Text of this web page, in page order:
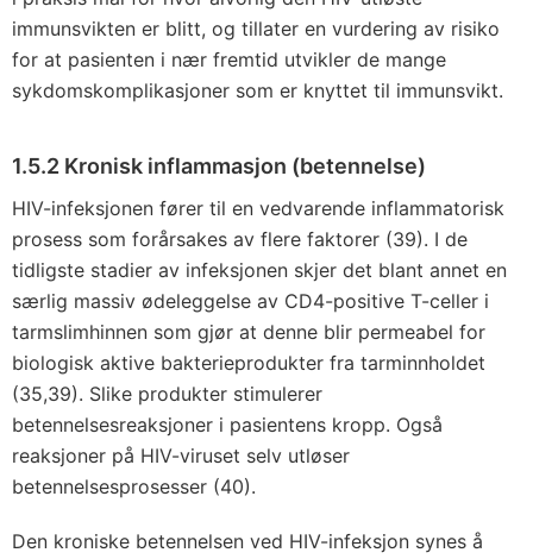
immunsvikten er blitt, og tillater en vurdering av risiko
for at pasienten i nær fremtid utvikler de mange
sykdomskomplikasjoner som er knyttet til immunsvikt.
1.5.2 Kronisk inflammasjon (betennelse)
HIV-infeksjonen fører til en vedvarende inflammatorisk
prosess som forårsakes av flere faktorer (39). I de
tidligste stadier av infeksjonen skjer det blant annet en
særlig massiv ødeleggelse av CD4-positive T-celler i
tarmslimhinnen som gjør at denne blir permeabel for
biologisk aktive bakterieprodukter fra tarminnholdet
(35,39). Slike produkter stimulerer
betennelsesreaksjoner i pasientens kropp. Også
reaksjoner på HIV-viruset selv utløser
betennelsesprosesser (40).
Den kroniske betennelsen ved HIV-infeksjon synes å